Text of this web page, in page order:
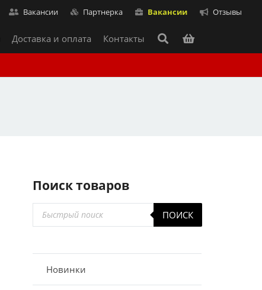
Вакансии Партнерка Вакансии Отзывы
Доставка и оплата Контакты
Поиск товаров
Поиск
товаров
ПОИСК
Новинки